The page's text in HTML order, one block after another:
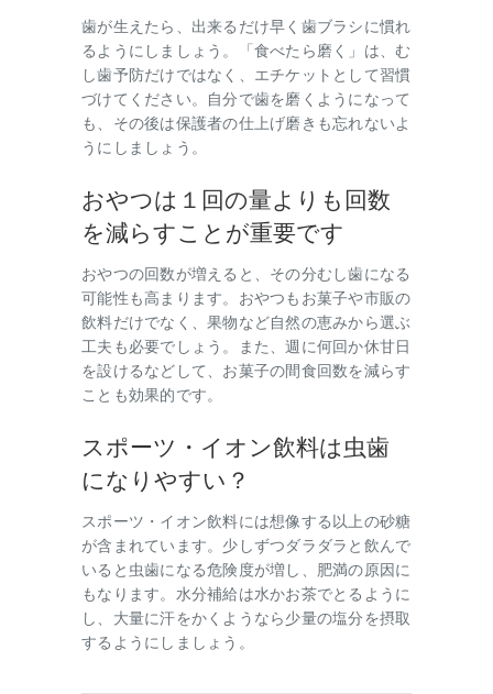
歯が生えたら、出来るだけ早く歯ブラシに慣れ
るようにしましょう。「食べたら磨く」は、む
し歯予防だけではなく、エチケットとして習慣
づけてください。自分で歯を磨くようになって
も、その後は保護者の仕上げ磨きも忘れないよ
うにしましょう。
おやつは１回の量よりも回数
を減らすことが重要です
おやつの回数が増えると、その分むし歯になる
可能性も高まります。おやつもお菓子や市販の
飲料だけでなく、果物など自然の恵みから選ぶ
工夫も必要でしょう。また、週に何回か休甘日
を設けるなどして、お菓子の間食回数を減らす
ことも効果的です。
スポーツ・イオン飲料は虫歯
になりやすい？
スポーツ・イオン飲料には想像する以上の砂糖
が含まれています。少しずつダラダラと飲んで
いると虫歯になる危険度が増し、肥満の原因に
もなります。水分補給は水かお茶でとるように
し、大量に汗をかくようなら少量の塩分を摂取
するようにしましょう。